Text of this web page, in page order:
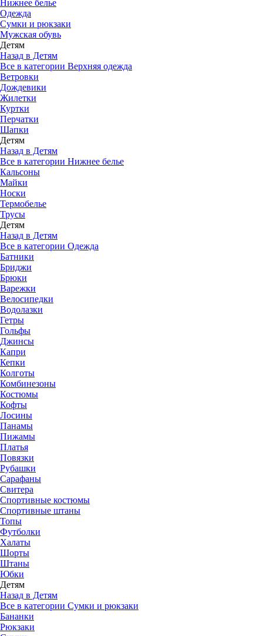
Нижнее белье
Одежда
Сумки и рюкзаки
Мужская обувь
Детям
Назад в Детям
Все в категории Верхняя одежда
Ветровки
Дождевики
Жилетки
Куртки
Перчатки
Шапки
Детям
Назад в Детям
Все в категории Нижнее белье
Кальсоны
Майки
Носки
Термобелье
Трусы
Детям
Назад в Детям
Все в категории Одежда
Батники
Бриджи
Брюки
Варежки
Велосипедки
Водолазки
Гетры
Гольфы
Джинсы
Капри
Кепки
Колготы
Комбинезоны
Костюмы
Кофты
Лосины
Панамы
Пижамы
Платья
Повязки
Рубашки
Сарафаны
Свитера
Спортивные костюмы
Спортивные штаны
Топы
Футболки
Халаты
Шорты
Штаны
Юбки
Детям
Назад в Детям
Все в категории Сумки и рюкзаки
Бананки
Рюкзаки